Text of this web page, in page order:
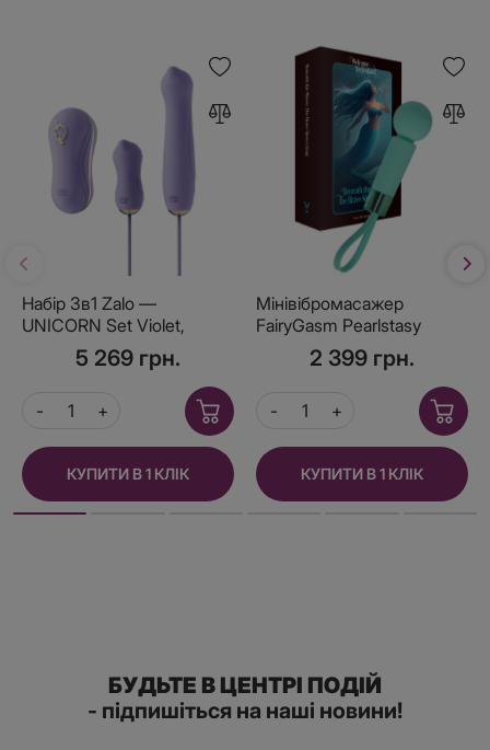
Набір 3в1 Zalo —
UNICORN Set Violet,
віброяйце, пульсатор,
вакуумний стимулятор
5 269 грн.
КУПИТИ В 1 КЛІК
Мінівібромасажер
FairyGasm Pearlstasy
2 399 грн.
КУПИТИ В 1 КЛІК
БУДЬТЕ В ЦЕНТРІ ПОДІЙ
- підпишіться на наші новини!